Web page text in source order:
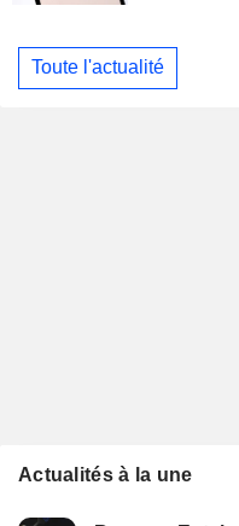
Toute l'actualité
Actualités à la une